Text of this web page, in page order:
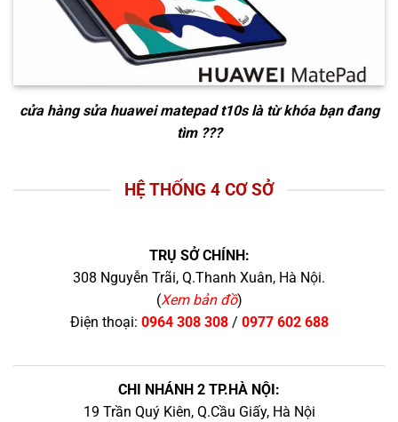
cửa hàng sửa huawei matepad t10slà từ khóa bạn đang
tìm ???
HỆ THỐNG 4 CƠ SỞ
TRỤ SỞ CHÍNH:
308 Nguyễn Trãi, Q.Thanh Xuân, Hà Nội.
(Xem bản đồ)
Điện thoại: 0964 308 308/ 0977 602 688
CHI NHÁNH 2 TP.HÀ NỘI:
19 Trần Quý Kiên, Q.Cầu Giấy, Hà Nội